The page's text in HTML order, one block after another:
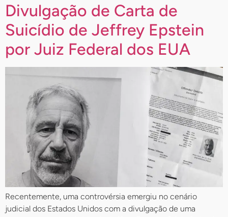
Divulgação de Carta de
Suicídio de Jeffrey Epstein
por Juiz Federal dos EUA
Recentemente, uma controvérsia emergiu no cenário
judicial dos Estados Unidos com a divulgação de uma